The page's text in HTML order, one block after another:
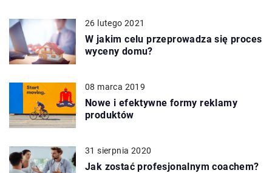
26 lutego 2021
W jakim celu przeprowadza się proces
wyceny domu?
08 marca 2019
Nowe i efektywne formy reklamy
produktów
31 sierpnia 2020
Jak zostać profesjonalnym coachem?